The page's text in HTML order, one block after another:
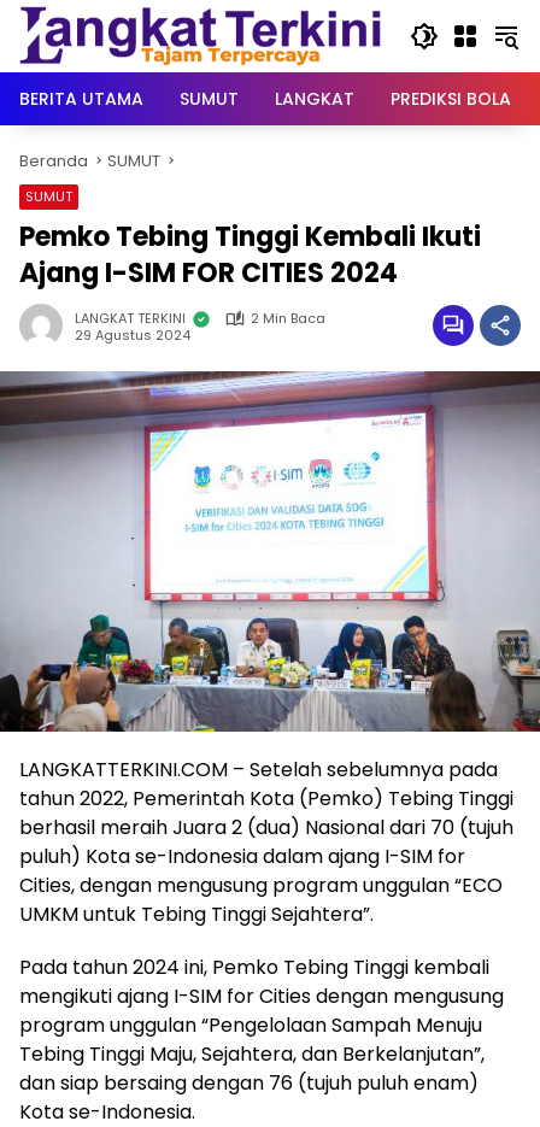
Langsung
konten
BERITA UTAMA
SUMUT LANGKAT PREDIKSI BOLA
Beranda SUMUT
SUMUT
Pemko Tebing Tinggi Kembali Ikuti
Ajang I-SIM FOR CITIES 2024
LANGKAT TERKINI
2 Min Baca
29 Agustus 2024
LANGKATTERKINI.COM – Setelah sebelumnya pada
tahun 2022, Pemerintah Kota (Pemko) Tebing Tinggi
berhasil meraih Juara 2 (dua) Nasional dari 70 (tujuh
puluh) Kota se-Indonesia dalam ajang I-SIM for
Cities, dengan mengusung program unggulan “ECO
UMKM untuk Tebing Tinggi Sejahtera”.
Pada tahun 2024 ini, Pemko Tebing Tinggi kembali
mengikuti ajang I-SIM for Cities dengan mengusung
program unggulan “Pengelolaan Sampah Menuju
Tebing Tinggi Maju, Sejahtera, dan Berkelanjutan”,
dan siap bersaing dengan 76 (tujuh puluh enam)
Kota se-Indonesia.